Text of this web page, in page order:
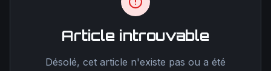
Article introuvable
Désolé, cet article n'existe pas ou a été